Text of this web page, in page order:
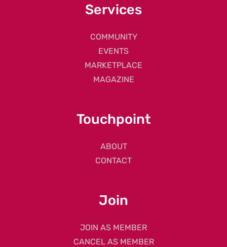
Services
COMMUNITY
EVENTS
MARKETPLACE
MAGAZINE
Touchpoint
ABOUT
CONTACT
Join
JOIN AS MEMBER
CANCEL AS MEMBER